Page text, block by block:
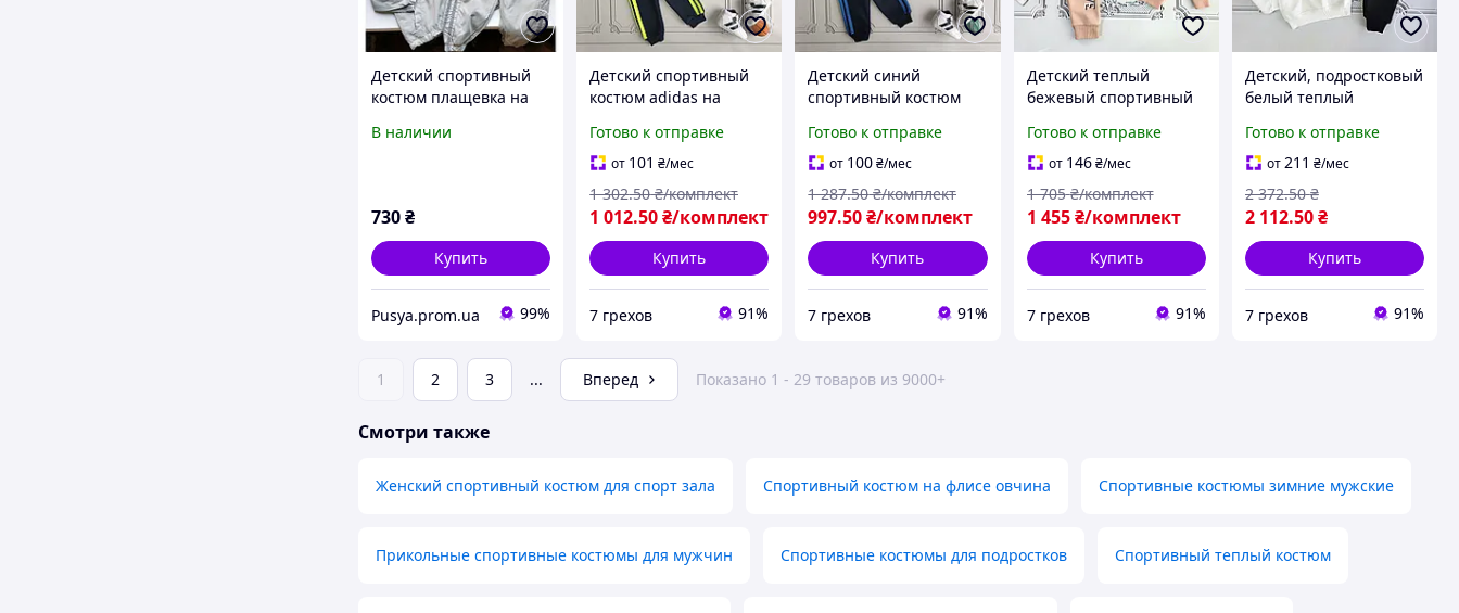
Детский спортивный
костюм плащевка на
В наличии
730₴
Купить
Pusya.prom.ua 99%
Детский спортивный
костюм adidas на
новорожденных
ORG427
Готово к отправке
от 101 ₴/мес
1 012.50₴/комплект
1 302.50 ₴/комплект
Купить
7 грехов 91%
Детский синий
спортивный костюм
ORG430 7gr394
Готово к отправке
от 100₴/мес
997.50₴/комплект
1 287.50 ₴/комплект
Купить
7 грехов 91%
Детский теплый
бежевый спортивный
для девочки ORG1807
7gr1561
Готово к отправке
от 146 ₴/мес
1 455 ₴/комплект
1 705 ₴/комплект
Купить
7 грехов 91%
Детский, подростковый
белый теплый
флисе Кензо 7gr1819
Готово к отправке
от211 ₴/мес
2 112.50₴
2 372.50 ₴
Купить
7 грехов 91%
1 2 3 ... Вперед Показано 1 - 29 товаров из 9000+
Смотри также
Женский спортивный костюм для спорт зала Спортивный костюм на флисе овчина Спортивные костюмы зимние мужские
Прикольные спортивные костюмы для мужчин Спортивные костюмы для подростков Спортивный теплый костюм